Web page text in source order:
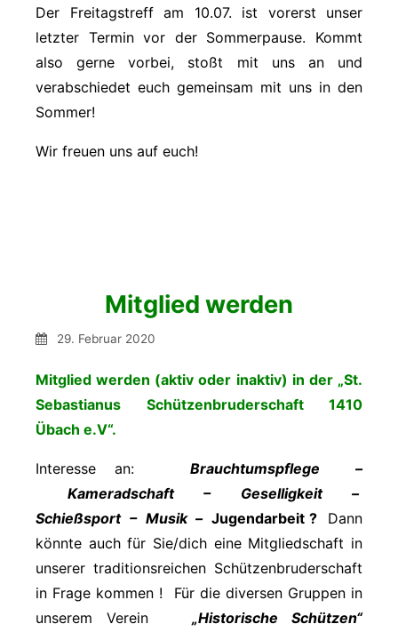
Der Freitagstreff am 10.07. ist vorerst unser
letzter Termin vor der Sommerpause. Kommt
also gerne vorbei, stoßt mit uns an und
verabschiedet euch gemeinsam mit uns in den
Sommer!
Wir freuen uns auf euch!
Mitglied werden
29. Februar 2020
Mitglied werden (aktiv oder inaktiv) in der „St.
Sebastianus Schützenbruderschaft 1410
Übach e.V“.
Interesse an: Brauchtumspflege –
Kameradschaft – Geselligkeit –
Schießsport – Musik –Jugendarbeit? Dann
könnte auch für Sie/dich eine Mitgliedschaft in
unserer traditionsreichen Schützenbruderschaft
in Frage kommen ! Für die diversen Gruppen in
unserem Verein „Historische Schützen“